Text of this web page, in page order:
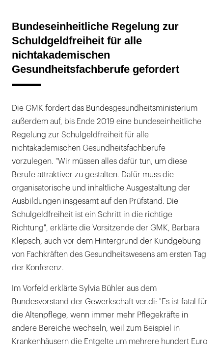
Bundeseinheitliche Regelung zur
Schuldgeldfreiheit für alle
nichtakademischen
Gesundheitsfachberufe gefordert
Die GMK fordert das Bundesgesundheitsministerium
außerdem auf, bis Ende 2019 eine bundeseinheitliche
Regelung zur Schulgeldfreiheit für alle
nichtakademischen Gesundheitsfachberufe
vorzulegen. "Wir müssen alles dafür tun, um diese
Berufe attraktiver zu gestalten. Dafür muss die
organisatorische und inhaltliche Ausgestaltung der
Ausbildungen insgesamt auf den Prüfstand. Die
Schulgeldfreiheit ist ein Schritt in die richtige
Richtung", erklärte die Vorsitzende der GMK, Barbara
Klepsch, auch vor dem Hintergrund der Kundgebung
von Fachkräften des Gesundheitswesens am ersten Tag
der Konferenz.
Im Vorfeld erklärte Sylvia Bühler aus dem
Bundesvorstand der Gewerkschaft ver.di: "Es ist fatal für
die Altenpflege, wenn immer mehr Pflegekräfte in
andere Bereiche wechseln, weil zum Beispiel in
Krankenhäusern die Entgelte um mehrere hundert Euro